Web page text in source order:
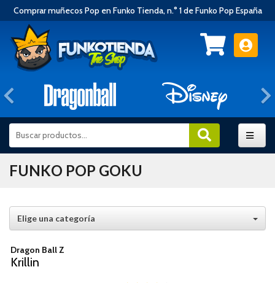
Comprar muñecos Pop en Funko Tienda, n.° 1 de Funko Pop España
Anterior
FUNKO POP GOKU
Elige una categoría
Dragon Ball Z
Krillin